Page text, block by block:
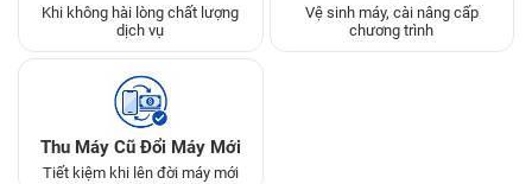
Khi không hài lòng chất lượng
dịch vụ
Vệ sinh máy, cài nâng cấp
chương trình
Thu Máy Cũ Đổi Máy Mới
Tiết kiệm khi lên đời máy mới